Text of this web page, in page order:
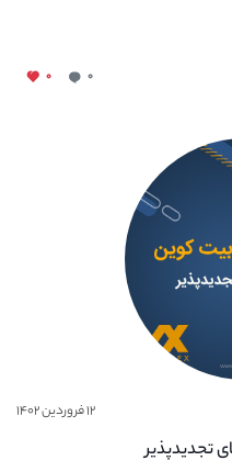
۰ ۰
۱۲ فروردین ۱۴۰۲
تجدیدپذیر